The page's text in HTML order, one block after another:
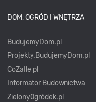
DOM, OGRÓD I WNĘTRZA
BudujemyDom.pl
Projekty.BudujemyDom.pl
CoZaIle.pl
Informator Budownictwa
ZielonyOgródek.pl